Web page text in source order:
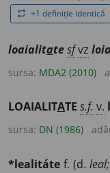
repeat +1 definiție identică
loaialitatesfvz
sursa: MDA2 (2010)
LOAIALITATE s.f. v.
sursa: DN (1986)
*lealitáte f. (d. leal;